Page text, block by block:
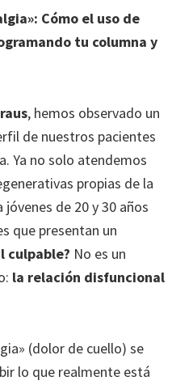
Cómo el uso de
tu columna y
, hemos observado un
de nuestros pacientes
Ya no solo atendemos
propias de la
de 20 y 30 años
que presentan un
culpable? No es un
la relación disfuncional
(dolor de cuello) se
lo que realmente está